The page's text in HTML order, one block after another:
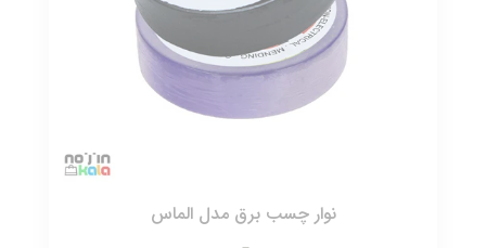
نوار چسب برق مدل الماس